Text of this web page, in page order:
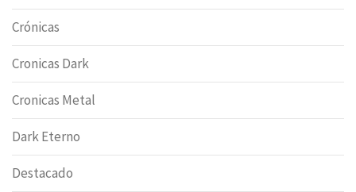
Crónicas
Cronicas Dark
Cronicas Metal
Dark Eterno
Destacado